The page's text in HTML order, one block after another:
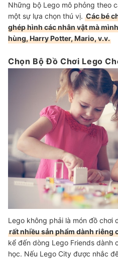
Những bộ Lego mô phỏng theo
một sự lựa chọn thú vị. Các bé
ghép hình các nhân vật mà
hùng, Harry Potter, Mario, v.v.
Chọn Bộ Đồ Chơi Lego
Lego không phải là món đồ chơi
rất nhiều sản phẩm dành riêng
kể đến dòng Lego Friends dành
học. Nếu Lego City được nhắc